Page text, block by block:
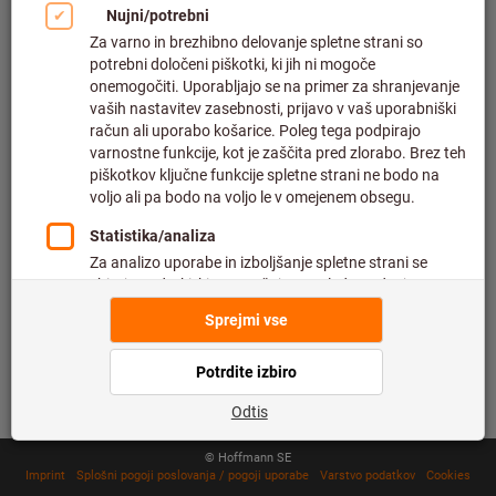
Načini plačila
Hitro in preprosto naročanje
500.000 izdelkov
Dostava v 48 urah
Največja zmogljivost dostave
© Hoffmann SE
Imprint
Splošni pogoji poslovanja / pogoji uporabe Varstvo podatkov Cookies